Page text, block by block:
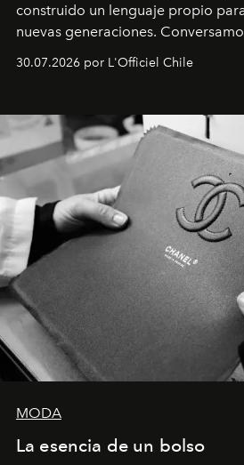
construido un lenguaje propio
nuevas generaciones.
Latinoamérica, sobre identidad,
30.07.2026 por L'Officiel Chile
MODA
La esencia de un bolso